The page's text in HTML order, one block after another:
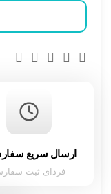
ارسال سریع
فردای ثبت